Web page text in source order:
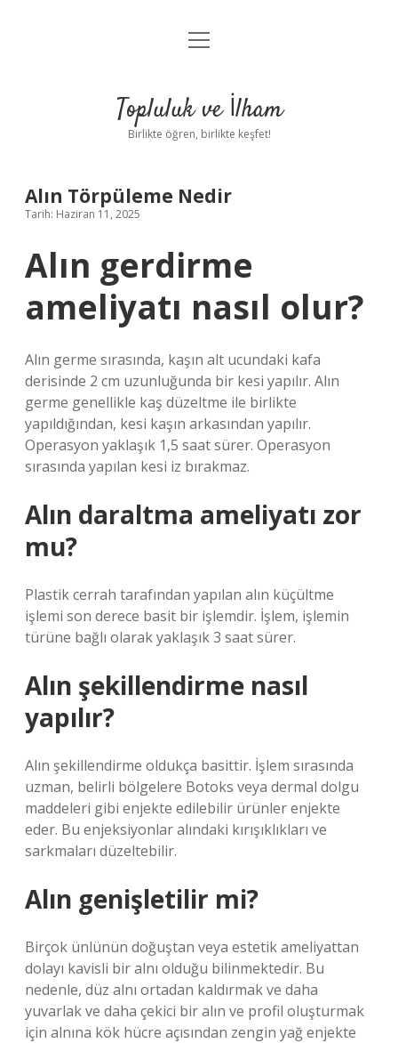
Anasayfa
Yasal Uyarı
menüyü
Topluluk ve İlham
Birlikte öğren, birlikte keşfet!
Alın Törpüleme Nedir
Tarih: Haziran 11, 2025
Alın gerdirme
ameliyatı nasıl olur?
Alın germe sırasında, kaşın alt ucundaki kafa
derisinde 2 cm uzunluğunda bir kesi yapılır. Alın
germe genellikle kaş düzeltme ile birlikte
yapıldığından, kesi kaşın arkasından yapılır.
Operasyon yaklaşık 1,5 saat sürer. Operasyon
sırasında yapılan kesi iz bırakmaz.
Alın daraltma ameliyatı zor
mu?
Plastik cerrah tarafından yapılan alın küçültme
işlemi son derece basit bir işlemdir. İşlem, işlemin
türüne bağlı olarak yaklaşık 3 saat sürer.
Alın şekillendirme nasıl
yapılır?
Alın şekillendirme oldukça basittir. İşlem sırasında
uzman, belirli bölgelere Botoks veya dermal dolgu
maddeleri gibi enjekte edilebilir ürünler enjekte
eder. Bu enjeksiyonlar alındaki kırışıklıkları ve
sarkmaları düzeltebilir.
Alın genişletilir mi?
Birçok ünlünün doğuştan veya estetik ameliyattan
dolayı kavisli bir alnı olduğu bilinmektedir. Bu
nedenle, düz alnı ortadan kaldırmak ve daha
yuvarlak ve daha çekici bir alın ve profil oluşturmak
için alnına kök hücre açısından zengin yağ enjekte